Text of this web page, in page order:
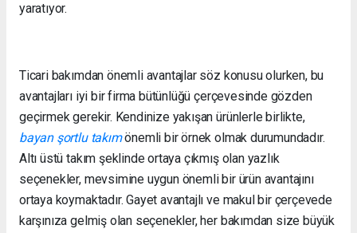
yaratıyor.
Ticari bakımdan önemli avantajlar söz konusu olurken, bu
avantajları iyi bir firma bütünlüğü çerçevesinde gözden
geçirmek gerekir. Kendinize yakışan ürünlerle birlikte,
bayan şortlu takımönemli bir örnek olmak durumundadır.
Altı üstü takım şeklinde ortaya çıkmış olan yazlık
seçenekler, mevsimine uygun önemli bir ürün avantajını
ortaya koymaktadır. Gayet avantajlı ve makul bir çerçevede
karşınıza gelmiş olan seçenekler, her bakımdan size büyük